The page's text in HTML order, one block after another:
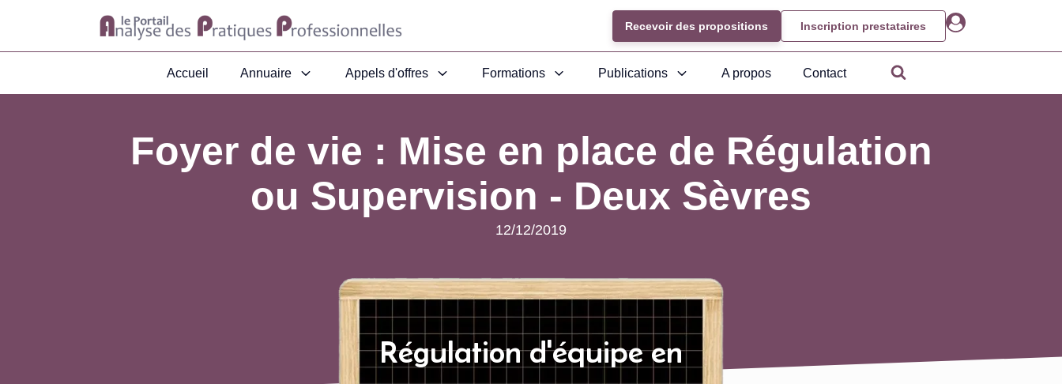
Recevoir des propositions Inscription prestataires
Accueil Annuaire Appels d'offres Formations Publications A propos Contact
Foyer de vie : Mise en place de Régulation
ou Supervision - Deux Sèvres
12/12/2019
Régulation d'équipe en